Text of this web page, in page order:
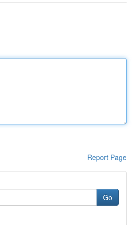
Report Page
Go